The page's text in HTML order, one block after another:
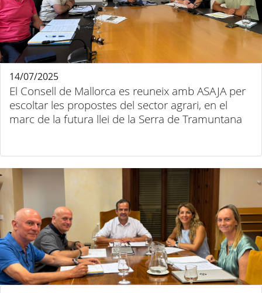
El Consell de Mallorca es reuneix amb ASAJA per
escoltar les propostes del sector agrari, en el
marc de la futura llei de la Serra de Tramuntana
14/07/2025